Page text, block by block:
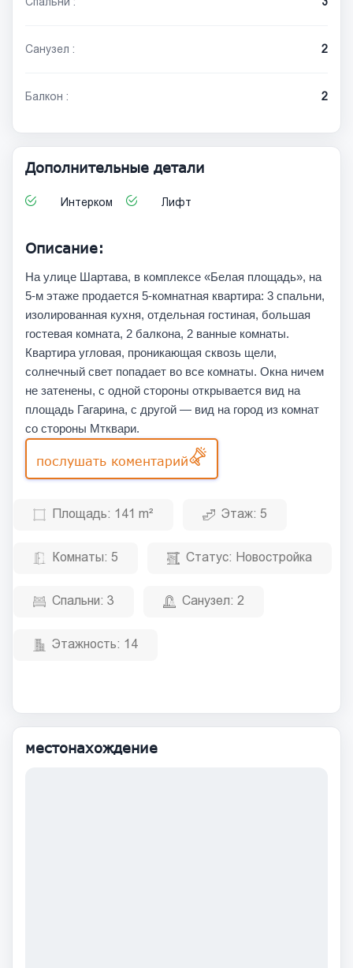
Санузел : 2
Балкон : 2
Дополнительные детали
Интерком Лифт
Описание:
На улице Шартава, в комплексе «Белая площадь», на
5-м этаже продается 5-комнатная квартира: 3 спальни,
изолированная кухня, отдельная гостиная, большая
гостевая комната, 2 балкона, 2 ванные комнаты.
Квартира угловая, проникающая сквозь щели,
солнечный свет попадает во все комнаты. Окна ничем
не затенены, с одной стороны открывается вид на
площадь Гагарина, с другой — вид на город из комнат
со стороны Мтквари.
послушать коментарий
Площадь: 141 m² Этаж: 5
Комнаты: 5 Статус: Новостройка
Спальни: 3 Санузел: 2
Этажность: 14
местонахождение